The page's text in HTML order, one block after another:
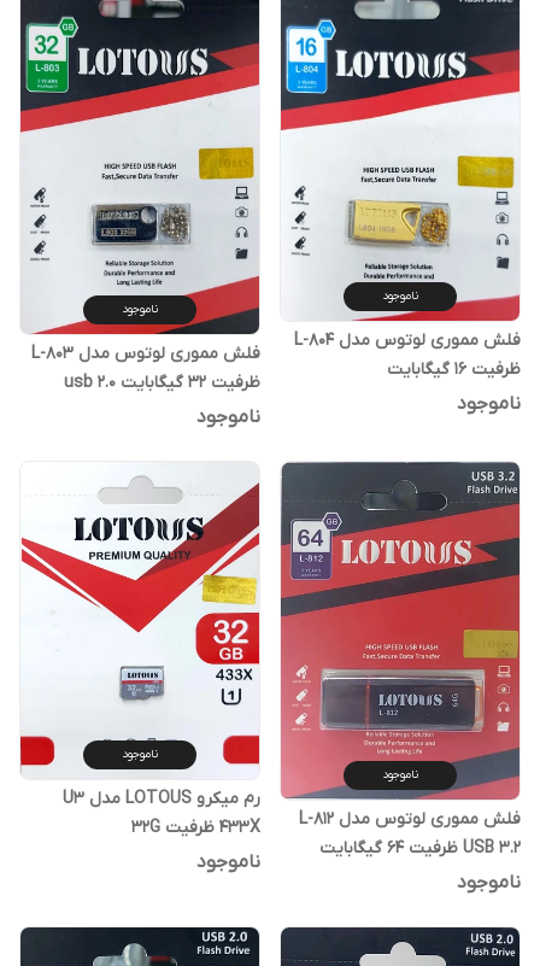
ناموجود
فلش مموری لوتوس مدل L-804
ظرفیت 16 گیگابایت
ناموجود
ناموجود
فلش مموری لوتوس مدل L-803
ظرفیت 32 گیگابایت usb 2.0
ناموجود
ناموجود
فلش مموری لوتوس مدل L-812
USB 3.2 ظرفیت 64 گیگابایت
ناموجود
ناموجود
رم میکرو LOTOUS مدل U3
433X ظرفیت 32G
ناموجود